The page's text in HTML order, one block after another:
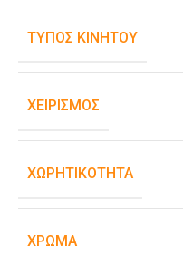
ΤΎΠΟΣ ΚΙΝΗΤΟΎ
ΧΕΙΡΙΣΜΌΣ
ΧΩΡΗΤΙΚΌΤΗΤΑ
ΧΡΏΜΑ